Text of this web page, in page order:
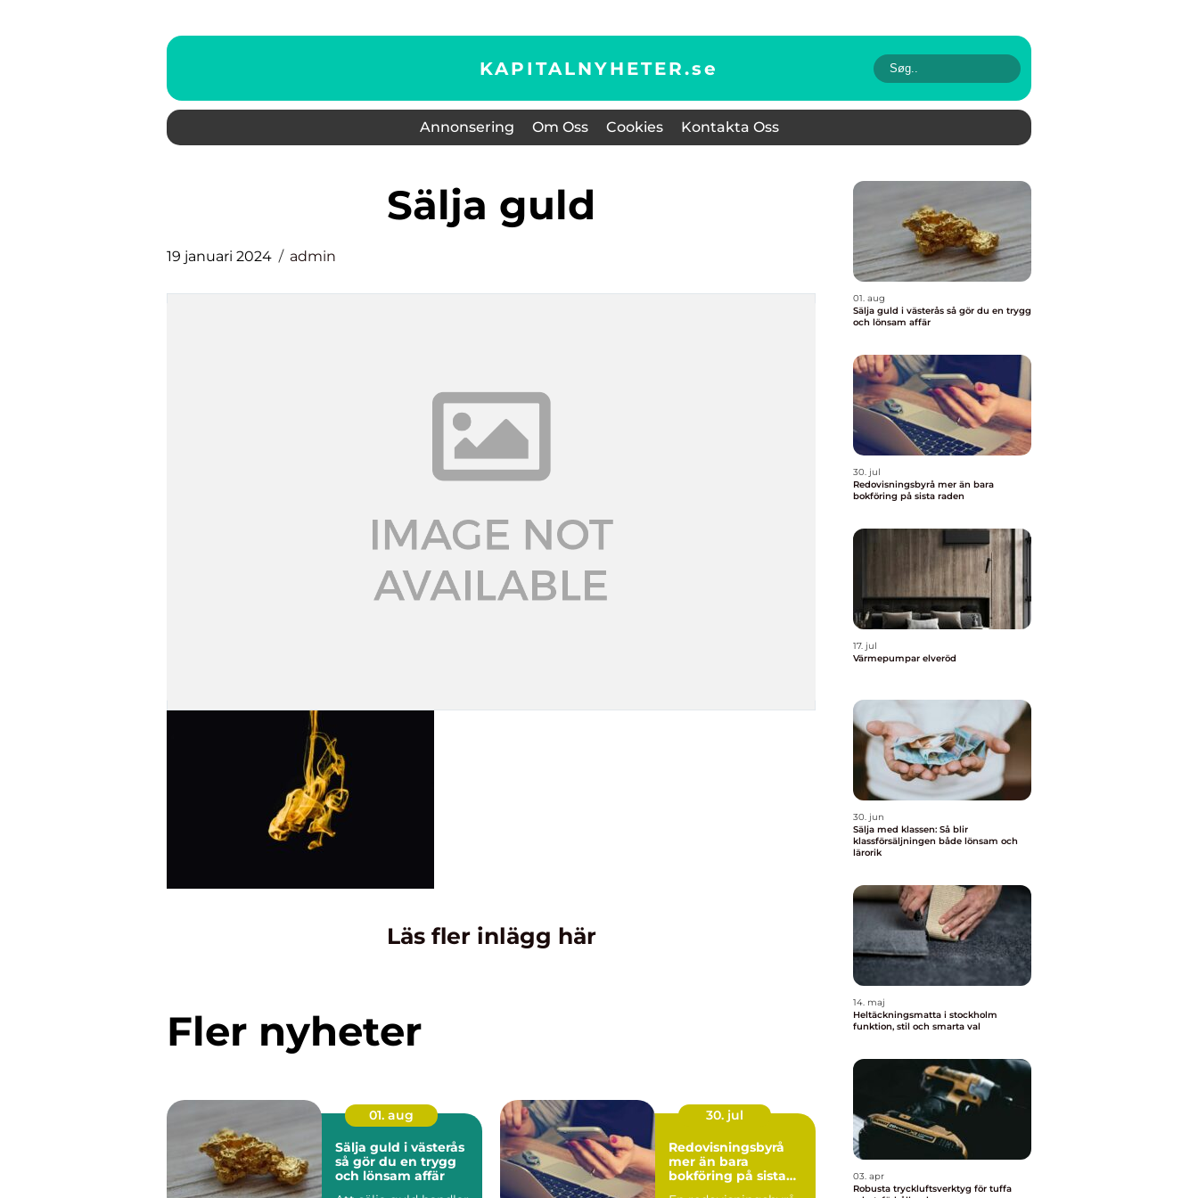
KAPITALNYHETER.se
Annonsering Om Oss Cookies Kontakta Oss
sälja guld
19 januari 2024 admin
Läs fler inlägg här
Fler nyheter
01. aug
Sälja guld i västerås
så gör du en trygg
och lönsam affär
30. jul
Redovisningsbyrå
mer än bara
bokföring på sista
01. aug
Sälja guld i västerås så gör du en trygg
och lönsam affär
30. jul
Redovisningsbyrå mer än bara
bokföring på sista raden
17. jul
Värmepumpar elveröd
30. jun
Sälja med klassen: Så blir
klassförsäljningen både lönsam och
lärorik
14. maj
Heltäckningsmatta i stockholm
funktion, stil och smarta val
03. apr
Robusta tryckluftsverktyg för tuffa